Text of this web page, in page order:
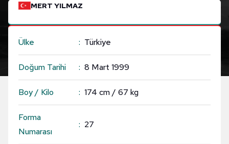
MERT YILMAZ
Ülke Türkiye
Doğum Tarihi 8 Mart 1999
Boy / Kilo 174 cm / 67 kg
Forma
Numarası
27